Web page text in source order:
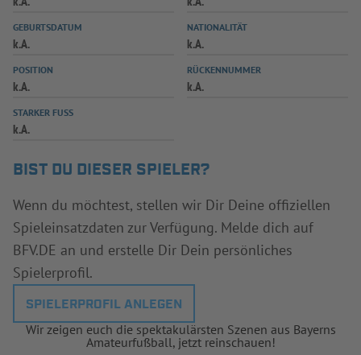
SPIELPLUS
GEBURTSDATUM
k.A.
NATIONALITÄT
k.A.
POSITION
k.A.
RÜCKENNUMMER
k.A.
STARKER FUSS
k.A.
BIST DU DIESER SPIELER?
Wenn du möchtest, stellen wir Dir Deine offiziellen
Spieleinsatzdaten zur Verfügung. Melde dich auf
BFV.DE an und erstelle Dir Dein persönliches
Spielerprofil.
SPIELERPROFIL ANLEGEN
Wir zeigen euch die spektakulärsten Szenen aus Bayerns
Amateurfußball, jetzt reinschauen!